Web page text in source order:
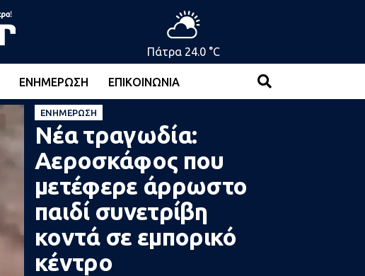
Πάτρα 24.0 °C
ΕΝΗΜΈΡΩΣΗ ΕΠΙΚΟΙΝΩΝΊΑ
ΕΝΗΜΈΡΩΣΗ
Νέα τραγωδία:
Aεροσκάφος που
μετέφερε άρρωστο
παιδί συνετρίβη
κοντά σε εμπορικό
κέντρο